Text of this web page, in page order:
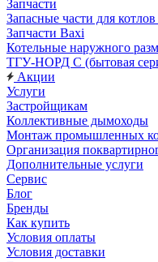
Запчасти
Запасные части для
Запчасти Baxi
Котельные наружного
ТГУ-НОРД С (бытовая
Акции
Услуги
Застройщикам
Коллективные дымоходы
Монтаж промышленных
Организация
Дополнительные услуги
Сервис
Блог
Бренды
Как купить
Условия оплаты
Условия доставки